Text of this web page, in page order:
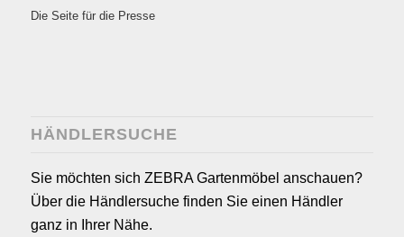
Die Seite für die Presse
HÄNDLERSUCHE
Sie möchten sich ZEBRA Gartenmöbel anschauen?
Über die Händlersuche finden Sie einen Händler
ganz in Ihrer Nähe.